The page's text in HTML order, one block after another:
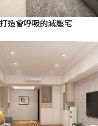
造會呼吸的減壓宅